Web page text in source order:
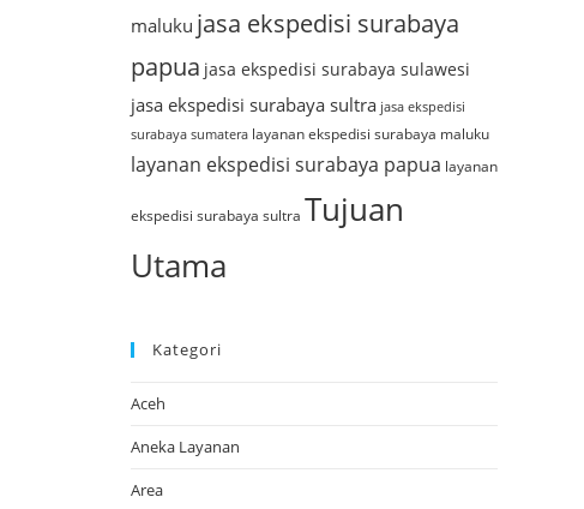
maluku jasa ekspedisi surabaya
papua jasa ekspedisi surabaya sulawesi
jasa ekspedisi surabaya sultra jasa ekspedisi
surabaya sumatera layanan ekspedisi surabaya maluku
layanan ekspedisi surabaya papua layanan
ekspedisi surabaya sultra Tujuan
Utama
Kategori
Aceh
Aneka Layanan
Area